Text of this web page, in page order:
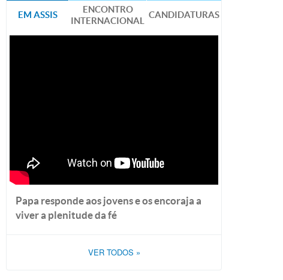
EM ASSIS
ENCONTRO
INTERNACIONAL
CANDIDATURAS
Papa responde aos jovens e os encoraja a
viver a plenitude da fé
VER TODOS »